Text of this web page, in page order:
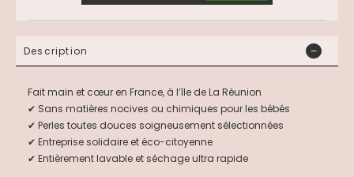
Description
Fait main et cœur en France, à l’île de La Réunion
✔ Sans matières nocives ou chimiques pour les bébés
✔ Perles toutes douces soigneusement sélectionnées
✔ Entreprise solidaire et éco-citoyenne
✔ Entièrement lavable et séchage ultra rapide